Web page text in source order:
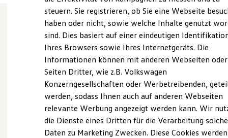
Nachhaltigkeit
Technologie
Kosten und Kauf
Verbrauchskosten
Kaufoptionen
E-Auto-Förderung
Software und Konnektivität
ID. Software Versionen und Updates
Digitale Extras
Schnittstellen zu Ihrem ID.
Hybridautos
Marke und Erlebnis
Volkswagen R und R Experience
R-Modelle
Wie können wir
Ihnen weiterhelfen?
Probefahrt vereinbaren
steuern. Sie registrieren, ob Sie eine Webseite
haben oder nicht, sowie welche Inhalte genutzt
sind. Dies basiert auf einer eindeutigen
Ihres Browsers sowie Ihres Internetgeräts. Die
Informationen können mit anderen Webseiten oder
Seiten Dritter, wie z.B. Volkswagen
Konzerngesellschaften oder Werbetreibenden,
werden, sodass Ihnen auch auf anderen Webseiten
relevante Werbung angezeigt werden kann. Wir
die Dienste eines Dritten für die Verarbeitung
Daten zu Marketing Zwecken. Diese Cookies